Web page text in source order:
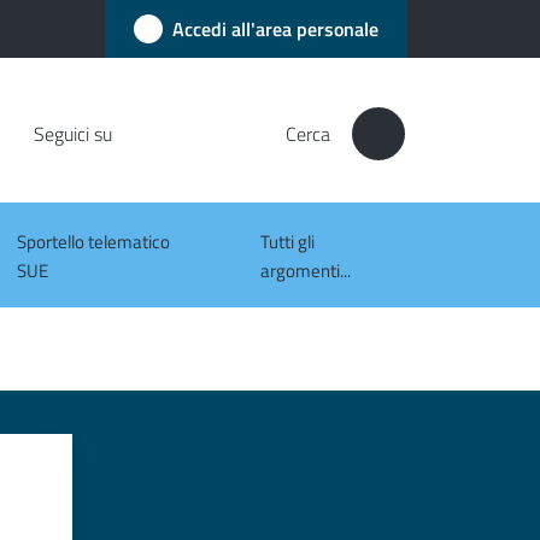
Accedi all'area personale
Seguici su Cerca
Sportello telematico
SUE
Tutti gli
argomenti...